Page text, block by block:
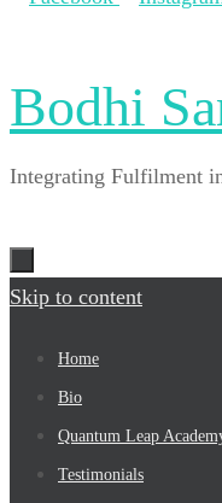
Bodhi
Integrating Fulfilment
Skip to content
Home
Bio
Quantum Leap
Testimonials